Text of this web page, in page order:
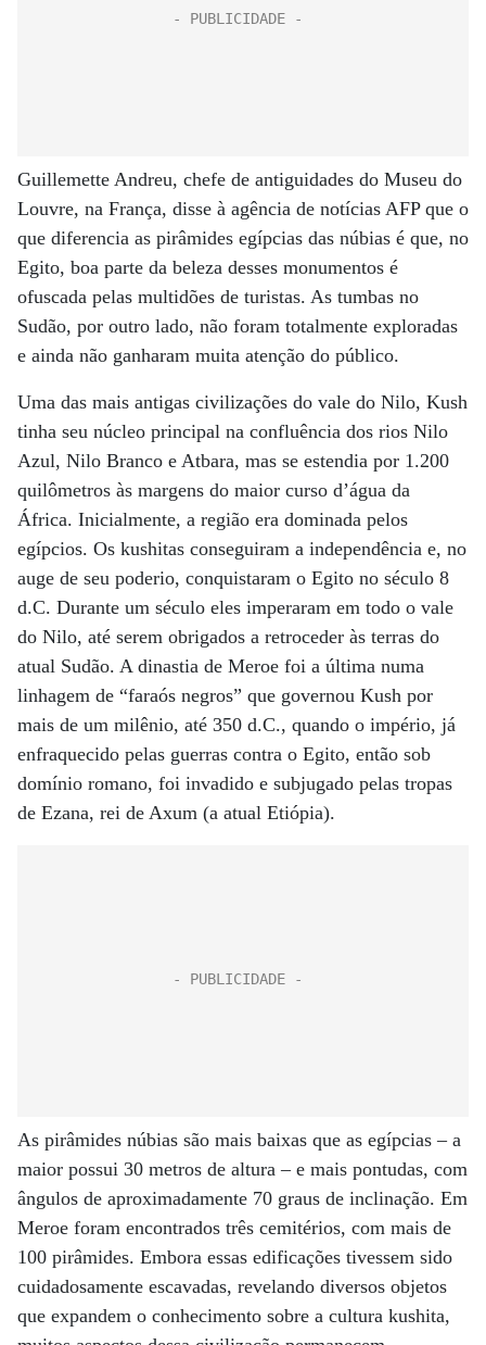
Guillemette Andreu, chefe de antiguidades do Museu do
Louvre, na França, disse à agência de notícias AFP que o
que diferencia as pirâmides egípcias das núbias é que, no
Egito, boa parte da beleza desses monumentos é
ofuscada pelas multidões de turistas. As tumbas no
Sudão, por outro lado, não foram totalmente exploradas
e ainda não ganharam muita atenção do público.
Uma das mais antigas civilizações do vale do Nilo, Kush
tinha seu núcleo principal na confluência dos rios Nilo
Azul, Nilo Branco e Atbara, mas se estendia por 1.200
quilômetros às margens do maior curso d’água da
África. Inicialmente, a região era dominada pelos
egípcios. Os kushitas conseguiram a independência e, no
auge de seu poderio, conquistaram o Egito no século 8
d.C. Durante um século eles imperaram em todo o vale
do Nilo, até serem obrigados a retroceder às terras do
atual Sudão. A dinastia de Meroe foi a última numa
linhagem de “faraós negros” que governou Kush por
mais de um milênio, até 350 d.C., quando o império, já
enfraquecido pelas guerras contra o Egito, então sob
domínio romano, foi invadido e subjugado pelas tropas
de Ezana, rei de Axum (a atual Etiópia).
As pirâmides núbias são mais baixas que as egípcias – a
maior possui 30 metros de altura – e mais pontudas, com
ângulos de aproximadamente 70 graus de inclinação. Em
Meroe foram encontrados três cemitérios, com mais de
100 pirâmides. Embora essas edificações tivessem sido
cuidadosamente escavadas, revelando diversos objetos
que expandem o conhecimento sobre a cultura kushita,